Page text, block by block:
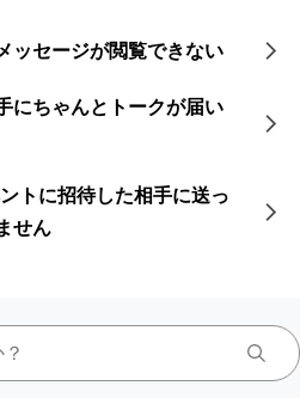
ッセージが閲覧できない
にちゃんとトークが届い
トに招待した相手に送っ
せん